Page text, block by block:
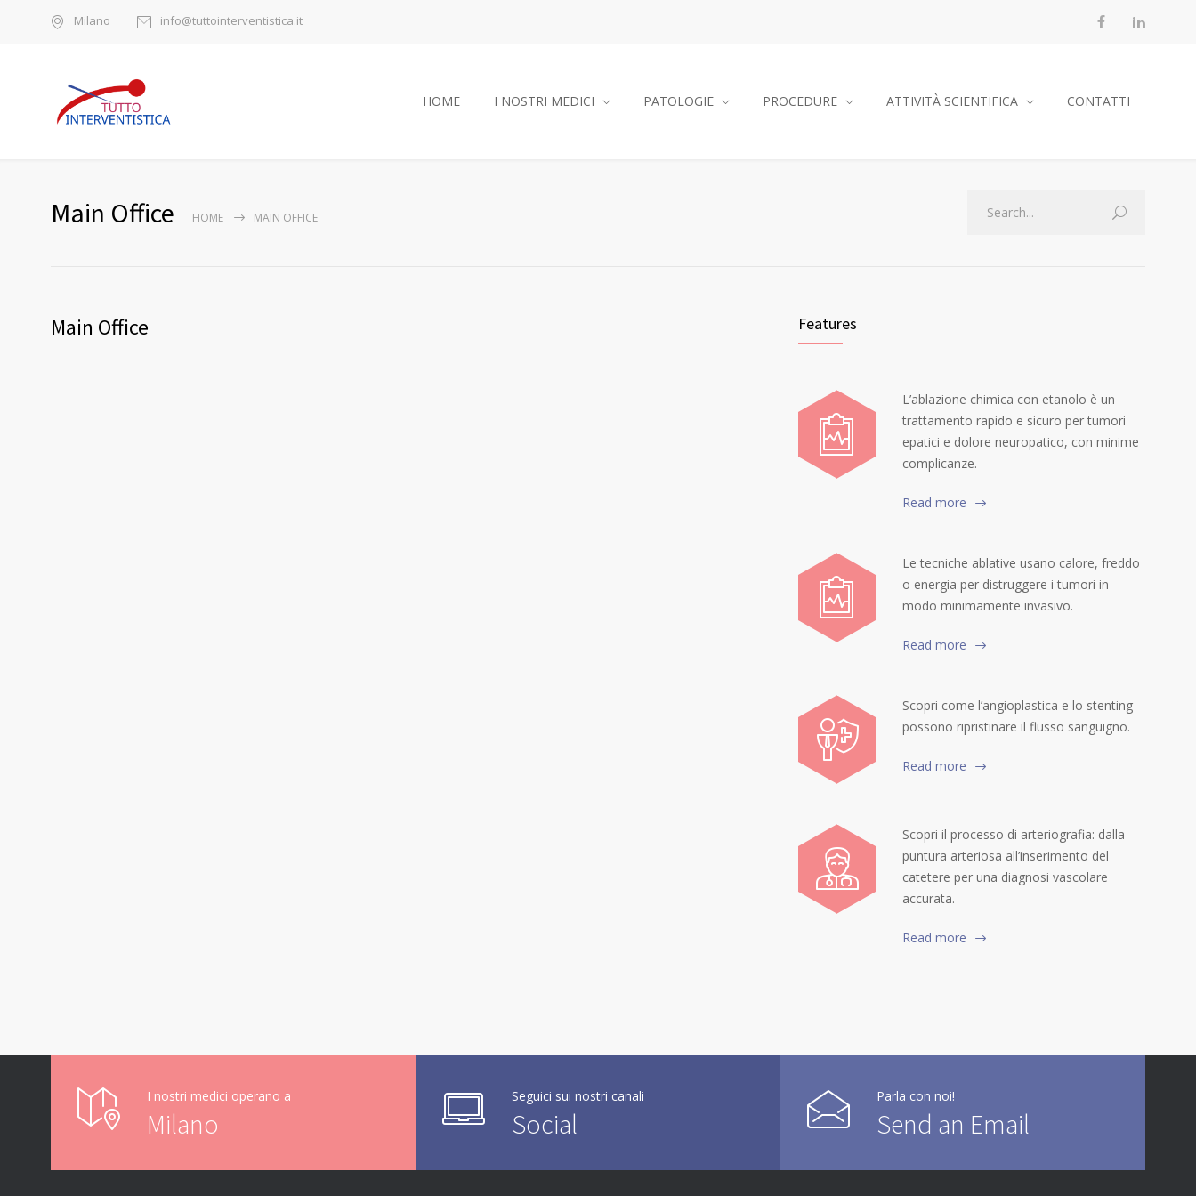
Milano info@tuttointerventistica.it
HOME I NOSTRI MEDICI PATOLOGIE PROCEDURE ATTIVITÀ SCIENTIFICA CONTATTI
Main Office HOME MAIN OFFICE
Main Office Features
L’ablazione chimica con etanolo è un
trattamento rapido e sicuro per tumori
epatici e dolore neuropatico, con minime
complicanze.
Read more
Le tecniche ablative usano calore, freddo
o energia per distruggere i tumori in
modo minimamente invasivo.
Read more
Scopri come l’angioplastica e lo stenting
possono ripristinare il flusso sanguigno.
Read more
Scopri il processo di arteriografia: dalla
puntura arteriosa all’inserimento del
catetere per una diagnosi vascolare
accurata.
Read more
I nostri medici operano a
Milano
Seguici sui nostri canali
Social
Parla con noi!
Send an Email